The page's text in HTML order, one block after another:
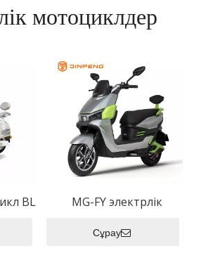
мотоциклдер
MG-FY электрлік
Сұрау
BL